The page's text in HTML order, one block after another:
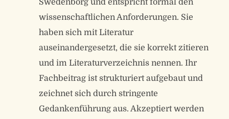
Swedenborg und entspricht formal den
wissenschaftlichen Anforderungen. Sie
haben sich mit Literatur
auseinandergesetzt, die sie korrekt zitieren
und im Literaturverzeichnis nennen. Ihr
Fachbeitrag ist strukturiert aufgebaut und
zeichnet sich durch stringente
Gedankenführung aus. Akzeptiert werden